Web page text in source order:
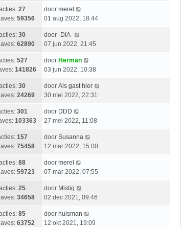
27
59356
door merel
01 aug 2022, 18:44
30
62890
door -DIA-
07 jun 2022, 21:45
527
141826
door Herman
03 jun 2022, 10:38
30
24269
door Als gast hier
30 mei 2022, 22:31
301
103363
door DDD
27 mei 2022, 11:08
157
75458
door Susanna
12 mar 2022, 15:00
88
59723
door merel
07 mar 2022, 07:55
25
34658
door Mistig
02 dec 2021, 09:46
85
63752
door huisman
12 okt 2021, 19:09